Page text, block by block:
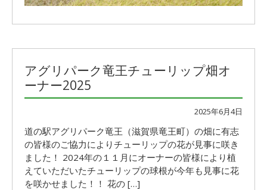
アグリパーク竜王チューリップ畑オ
ーナー2025
2025年6月4日
道の駅アグリパーク竜王（滋賀県竜王町）の畑に有志
の皆様のご協力によりチューリップの花が見事に咲き
ました！ 2024年の１１月にオーナーの皆様により植
えていただいたチューリップの球根が今年も見事に花
を咲かせました！！ 花の […]